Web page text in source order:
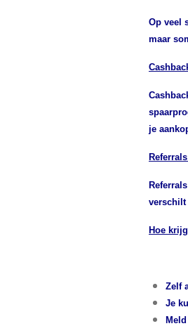
Op veel
maar
je
verschilt
Hoe
Zelf
Je